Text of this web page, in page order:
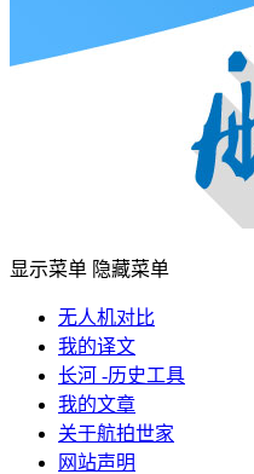
显示菜单 隐藏菜单
无人机对比
我的译文
长河 -历史工具
我的文章
关于航拍世家
网站声明